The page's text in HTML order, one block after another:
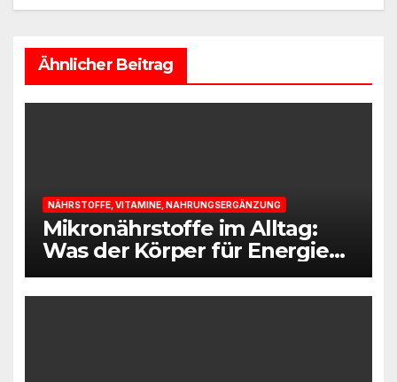
Ähnlicher Beitrag
NÄHRSTOFFE, VITAMINE, NAHRUNGSERGÄNZUNG
Mikronährstoffe im Alltag:
Was der Körper für Energie
und Leistungsfähigkeit
braucht